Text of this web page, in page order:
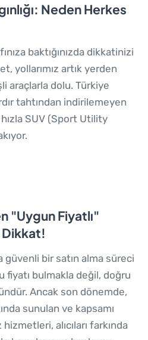
Neden Herkes
baktığınızda dikkatinizi
yollarımız artık yerden
araçlarla dolu. Türkiye
tahtından indirilemeyen
SUV (Sport Utility
"Uygun Fiyatlı"
Dikkat!
güvenli bir satın alma süreci
bulmakla değil, doğru
Ancak son dönemde,
sunulan ve kapsamı
alıcıları farkında